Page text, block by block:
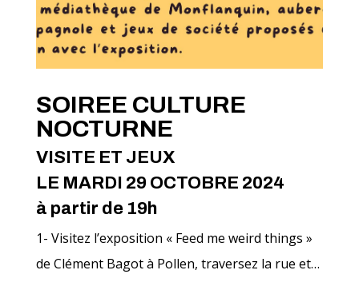
SOIREE CULTURE
NOCTURNE
VISITE ET JEUX
LE MARDI 29 OCTOBRE 2024
à partir de 19h
1- Visitez l’exposition « Feed me weird things »
de Clément Bagot à Pollen, traversez la rue et…